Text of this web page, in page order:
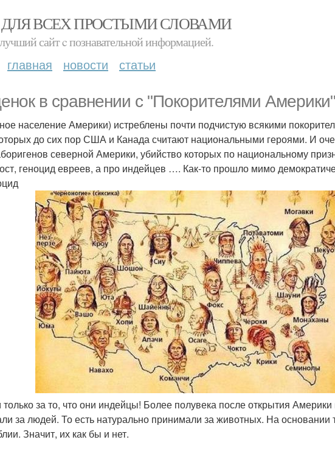
ВСЕХ ПРОСТЫМИ СЛОВАМИ
сайт c познавательной информацией.
главная новости статьи
в сравнении с "Покорителями
население Америки) истреблены почти подчистую всякими
до сих пор США и Канада считают национальными героями. И
северной Америки, убийство которых по национальному
геноцид евреев, а про индейцев …. Как-то прошло мимо
за то, что они индейцы! Более полувека после открытия
за людей. То есть натурально принимали за животных. На основании
Значит, их как бы и нет.